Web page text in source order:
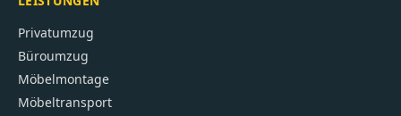
Privatumzug
Büroumzug
Möbelmontage
Möbeltransport